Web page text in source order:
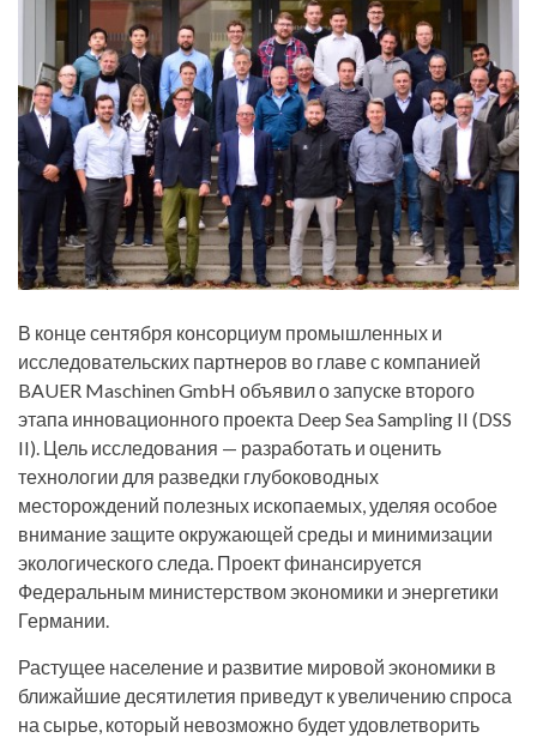
В конце сентября консорциум промышленных и
исследовательских партнеров во главе с компанией
BAUER Maschinen GmbH объявил о запуске второго
этапа инновационного проекта Deep Sea Sampling II (DSS
II). Цель исследования — разработать и оценить
технологии для разведки глубоководных
месторождений полезных ископаемых, уделяя особое
внимание защите окружающей среды и минимизации
экологического следа. Проект финансируется
Федеральным министерством экономики и энергетики
Германии.
Растущее население и развитие мировой экономики в
ближайшие десятилетия приведут к увеличению спроса
на сырье, который невозможно будет удовлетворить